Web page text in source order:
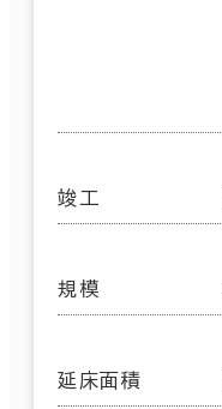
竣工
規模
延床面積